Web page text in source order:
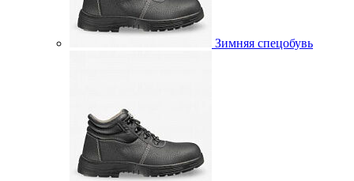
Зимняя спецобувь